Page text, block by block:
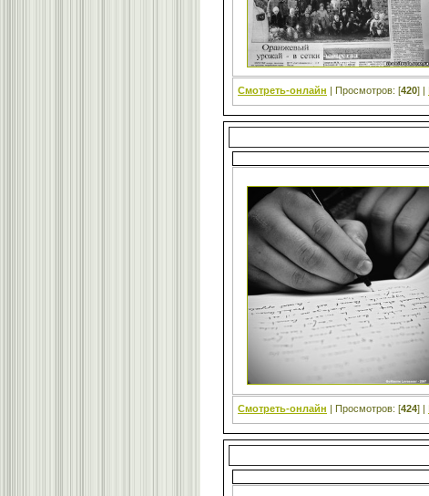
Смотреть-онлайн | Просмотров: [420] |
Смотреть-онлайн | Просмотров: [424] |